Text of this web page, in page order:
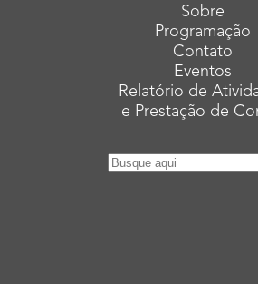
Sobre
Programação
Contato
Eventos
Relatório de
e Prestação de